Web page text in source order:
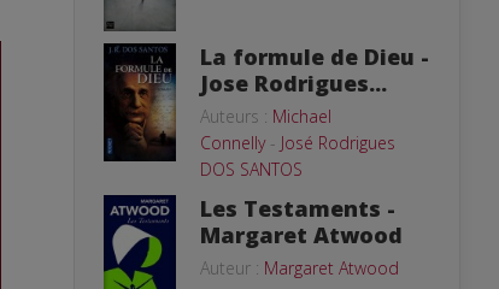
La formule de Dieu -
Jose Rodrigues...
Auteurs : Michael
Connelly- José Rodrigues
DOS SANTOS
Les Testaments -
Margaret Atwood
Auteur : Margaret Atwood